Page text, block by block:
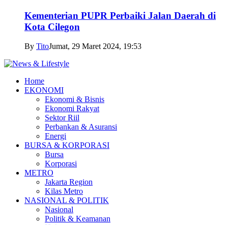
Kementerian PUPR Perbaiki Jalan Daerah di
Kota Cilegon
By TitoJumat, 29 Maret 2024, 19:53
Home
EKONOMI
Ekonomi & Bisnis
Ekonomi Rakyat
Sektor Riil
Perbankan & Asuransi
Energi
BURSA & KORPORASI
Bursa
Korporasi
METRO
Jakarta Region
Kilas Metro
NASIONAL & POLITIK
Nasional
Politik & Keamanan